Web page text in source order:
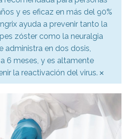
y es eficaz en más del 90%
ayuda a prevenir tanto la
zóster como la neuralgia
administra en dos dosis,
6 meses, y es altamente
la reactivación del virus. ×